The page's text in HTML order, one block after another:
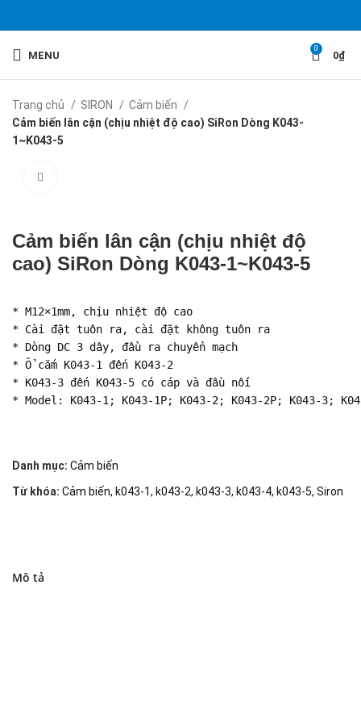
MENU
0
0₫
Trang chủ SIRON
Cảm biến
Cảm biến lân cận (chịu nhiệt độ cao) SiRon Dòng K043-
1~K043-5
Cảm biến lân cận (chịu nhiệt độ
cao) SiRon Dòng K043-1~K043-5
* M12×1mm, chịu nhiệt độ cao
* Cài đặt tuôn ra, cài đặt không tuôn ra
* Dòng DC 3 dây, đầu ra chuyển mạch
* Ổ cắm K043-1 đến K043-2
* K043-3 đến K043-5 có cáp và đầu nối
* Model: K043-1; K043-1P; K043-2; K043-2P; K043-3;
Danh mục: Cảm biến
Từ khóa: Cảm biến, k043-1, k043-2, k043-3, k043-4, k043-5, Siron
Mô tả